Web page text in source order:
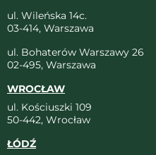
ul. Wileńska 14c.
03-414, Warszawa
ul. Bohaterów Warszawy 26
02-495, Warszawa
WROCŁAW
ul. Kościuszki 109
50-442, Wrocław
ŁÓDŹ